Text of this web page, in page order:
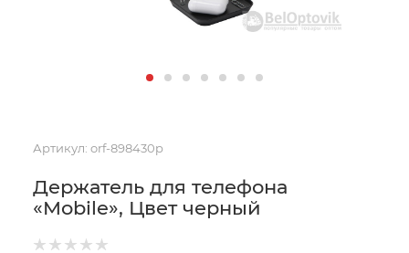
Артикул: orf-898430p
Держатель для телефона
«Mobile», Цвет черный